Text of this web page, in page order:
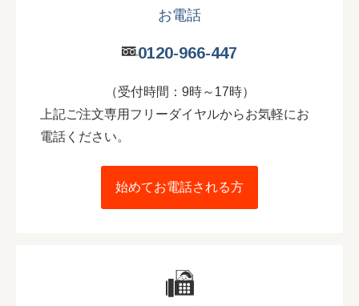
お電話
0120-966-447
（受付時間：9時～17時）
上記ご注文専用フリーダイヤルからお気軽にお
電話ください。
始めてお電話される方